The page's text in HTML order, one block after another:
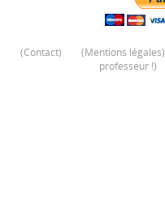
(Contact) (Mentions légales)
professeur !)